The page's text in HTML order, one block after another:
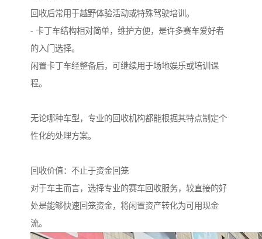
回收后常用于越野体验活动或特殊驾驶培训。
- 卡丁车结构相对简单，维护方便，是许多赛车爱好者
的入门选择。
闲置卡丁车经整备后，可继续用于场地娱乐或培训课
程。
无论哪种车型，专业的回收机构都能根据其特点制定个
性化的处理方案。
回收价值：不止于资金回笼
对于车主而言，选择专业的赛车回收服务，较直接的好
处是能够快速回笼资金，将闲置资产转化为可用现金
流。